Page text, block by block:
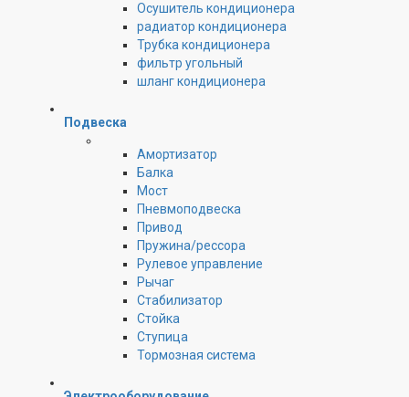
Осушитель кондиционера
радиатор кондиционера
Трубка кондиционера
фильтр угольный
шланг кондиционера
Подвеска
Амортизатор
Балка
Мост
Пневмоподвеска
Привод
Пружина/рессора
Рулевое управление
Рычаг
Стабилизатор
Стойка
Ступица
Тормозная система